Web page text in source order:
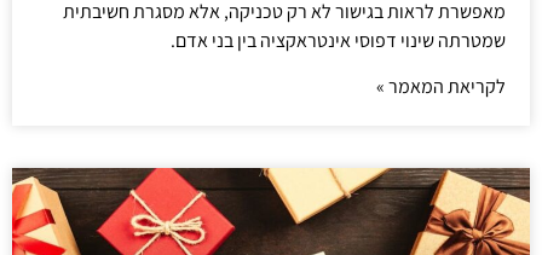
מאפשרת לראות בגישור לא רק טכניקה, אלא מסגרת חשיבתית
שמטרתה שינוי דפוסי אינטראקציה בין בני אדם.
לקריאת המאמר »